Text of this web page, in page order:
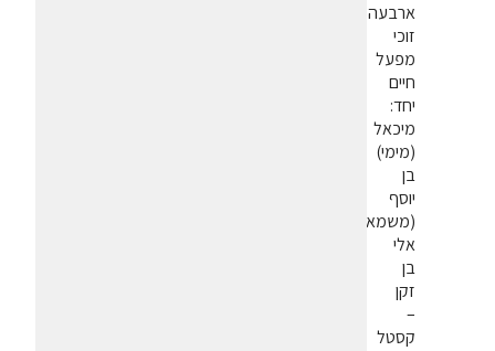
ארבעה
זוכי
מפעל
חיים
יחד:
מיכאל
(מימי)
בן
יוסף
(משמאל),
אלי
בן
זקן
–
קסטל